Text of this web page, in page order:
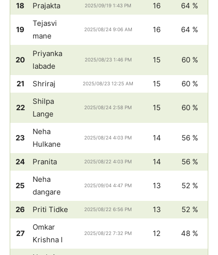
18 Prajakta 2025/09/19 1:43 PM 16 64 %
19
Tejasvi
mane
2025/08/24 9:06 AM 16 64 %
20
Priyanka
labade
2025/08/23 1:46 PM 15 60 %
21 Shriraj 2025/08/23 12:25 AM 15 60 %
22
Shilpa
Lange
2025/08/24 2:58 PM 15 60 %
23
Neha
Hulkane
2025/08/24 4:03 PM 14 56 %
24 Pranita 2025/08/22 4:03 PM 14 56 %
25
Neha
dangare
2025/09/04 4:47 PM 13 52 %
26 Priti Tidke 2025/08/22 6:56 PM 13 52 %
27
Omkar
Krishna l
2025/08/22 7:32 PM 12 48 %